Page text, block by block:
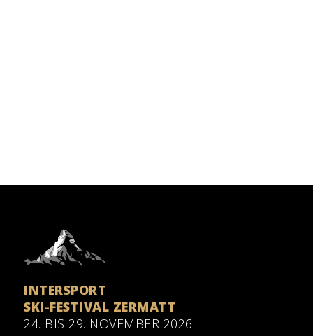
INTERSPORT
SKI-FESTIVAL ZERMATT
24. BIS 29. NOVEMBER 2026